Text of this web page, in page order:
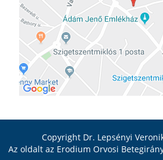
Copyright Dr. Lepsényi
Az oldalt az Erodium Orvosi